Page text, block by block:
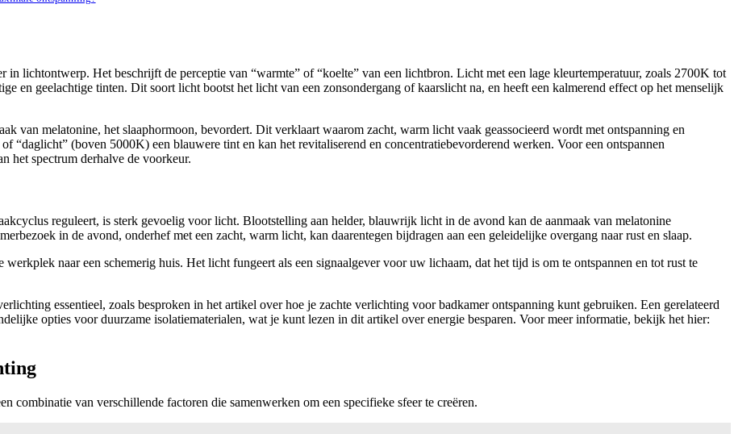
lichtontwerp. Het beschrijft de perceptie van “warmte” of “koelte” van een lichtbron. Licht met een lage kleurtemperatuur, zoals 2700K tot
en geelachtige tinten. Dit soort licht bootst het licht van een zonsondergang of kaarslicht na, en heeft een kalmerend effect op het menselijk
van melatonine, het slaaphormoon, bevordert. Dit verklaart waarom zacht, warm licht vaak geassocieerd wordt met ontspanning en
“daglicht” (boven 5000K) een blauwere tint en kan het revitaliserend en concentratiebevorderend werken. Voor een ontspannen
het spectrum derhalve de voorkeur.
reguleert, is sterk gevoelig voor licht. Blootstelling aan helder, blauwrijk licht in de avond kan de aanmaak van melatonine
in de avond, onderhef met een zacht, warm licht, kan daarentegen bijdragen aan een geleidelijke overgang naar rust en slaap.
naar een schemerig huis. Het licht fungeert als een signaalgever voor uw lichaam, dat het tijd is om te ontspannen en tot rust te
essentieel, zoals besproken in het artikel over hoe je zachte verlichting voor badkamer ontspanning kunt gebruiken. Een gerelateerd
opties voor duurzame isolatiematerialen, wat je kunt lezen in dit artikel over energie besparen. Voor meer informatie, bekijk het hier:
combinatie van verschillende factoren die samenwerken om een specifieke sfeer te creëren.